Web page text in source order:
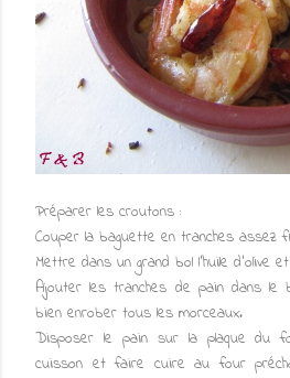
Préparer les croutons :
Couper la baguette en tranches assez
Mettre dans un grand bol l'huile d'olive
Ajouter les tranches de pain dans
bien enrober tous les morceaux.
Disposer le pain sur la plaque du
cuisson et faire cuire au four